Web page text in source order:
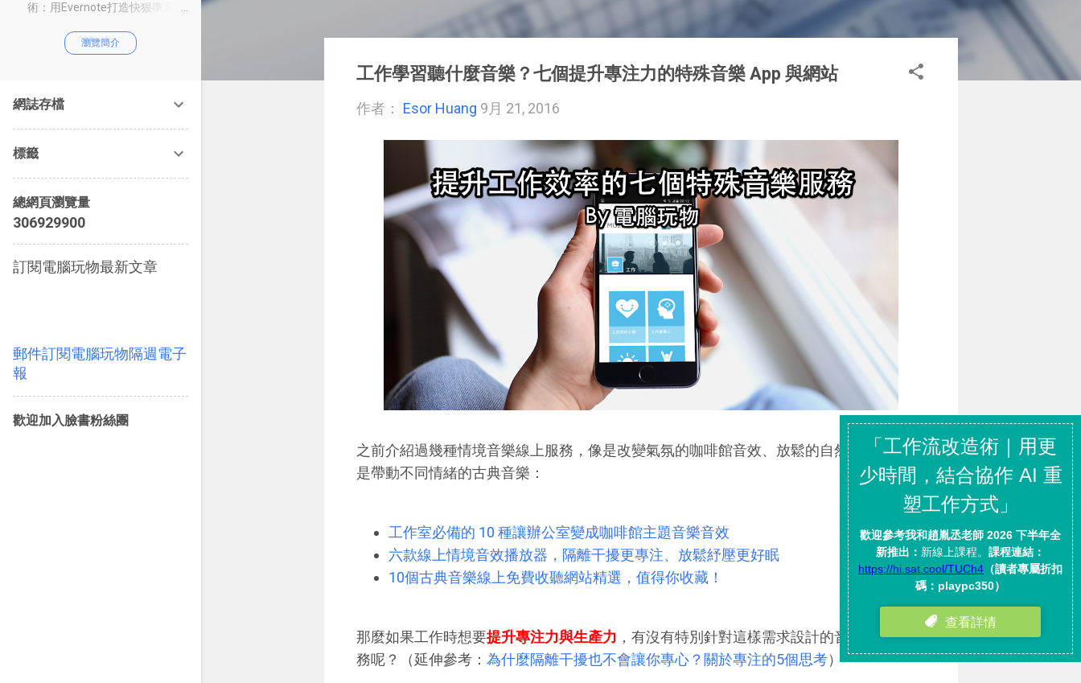
工作學習聽什麼音樂？七個提升專注力的特殊音樂 App 與網站
作者： Esor Huang 9月 21, 2016
之前介紹過幾種情境音樂線上服務，像是改變氣氛的咖啡館音效、放鬆的自然白噪音，或
是帶動不同情緒的古典音樂：
工作室必備的 10 種讓辦公室變成咖啡館主題音樂音效
六款線上情境音效播放器，隔離干擾更專注、放鬆紓壓更好眠
10個古典音樂線上免費收聽網站精選，值得你收藏！
那麼如果工作時想要提升專注力與生產力 ，有沒有特別針對這樣需求設計的音樂 App 或服
務呢？（延伸參考： 為什麼隔離干擾也不會讓你專心？關於專注的5個思考）
術：用Evernote打造快狠準系
作術：從職場到人生的100個聰明
瀏覽簡介
網誌存檔
標籤
總網頁瀏覽量
306929900
訂閱電腦玩物最新文章
郵件訂閱電腦玩物隔週電子
報
歡迎加入臉書粉絲團